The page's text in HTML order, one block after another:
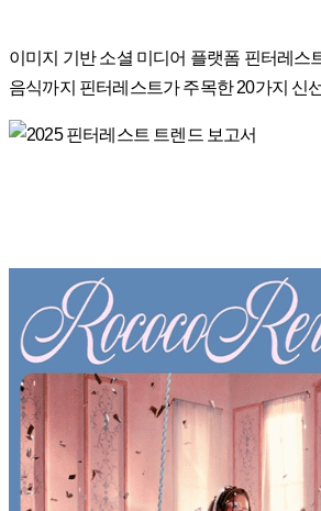
이미지 기반 소셜 미디어 플랫폼 핀터레스
음식까지 핀터레스트가 주목한 20가지 신